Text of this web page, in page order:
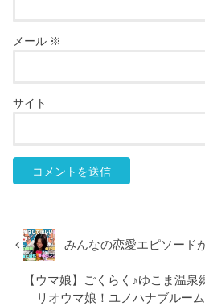
メール ※
サイト
みんなの恋愛エピソード
【ウマ娘】ごくらく♪ゆこま温泉
リオウマ娘！ユノハナブルー